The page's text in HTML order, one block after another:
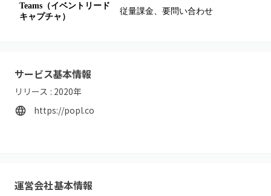
Teams（イベントリード
キャプチャ）
従量課金、要問い合わせ
サービス基本情報
リリース : 2020年
https://popl.co
運営会社基本情報